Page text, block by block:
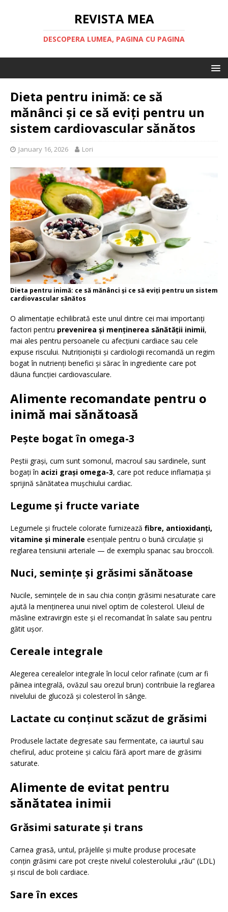
REVISTA MEA
DESCOPERA LUMEA, PAGINA CU PAGINA
Dieta pentru inimă: ce să
mănânci și ce să eviți pentru un
sistem cardiovascular sănătos
January 16, 2026 Lori
Dieta pentru inimă: ce să mănânci și ce să eviți pentru un sistem
cardiovascular sănătos
O alimentație echilibrată este unul dintre cei mai importanți
factori pentru prevenirea și menținerea sănătății inimii,
mai ales pentru persoanele cu afecțiuni cardiace sau cele
expuse riscului. Nutriționiștii și cardiologii recomandă un regim
bogat în nutrienți benefici și sărac în ingrediente care pot
dăuna funcției cardiovasculare.
Alimente recomandate pentru o
inimă mai sănătoasă
Pește bogat în omega-3
Peștii grași, cum sunt somonul, macroul sau sardinele, sunt
bogați în acizi grași omega-3, care pot reduce inflamația și
sprijină sănătatea mușchiului cardiac.
Legume și fructe variate
Legumele și fructele colorate furnizează fibre, antioxidanți,
vitamine și minerale esențiale pentru o bună circulație și
reglarea tensiunii arteriale — de exemplu spanac sau broccoli.
Nuci, semințe și grăsimi sănătoase
Nucile, semințele de in sau chia conțin grăsimi nesaturate care
ajută la menținerea unui nivel optim de colesterol. Uleiul de
măsline extravirgin este și el recomandat în salate sau pentru
gătit ușor.
Cereale integrale
Alegerea cerealelor integrale în locul celor rafinate (cum ar fi
pâinea integrală, ovăzul sau orezul brun) contribuie la reglarea
nivelului de glucoză și colesterol în sânge.
Lactate cu conținut scăzut de grăsimi
Produsele lactate degresate sau fermentate, ca iaurtul sau
chefirul, aduc proteine și calciu fără aport mare de grăsimi
saturate.
Alimente de evitat pentru
sănătatea inimii
Grăsimi saturate și trans
Carnea grasă, untul, prăjelile și multe produse procesate
conțin grăsimi care pot crește nivelul colesterolului „rău” (LDL)
și riscul de boli cardiace.
Sare în exces